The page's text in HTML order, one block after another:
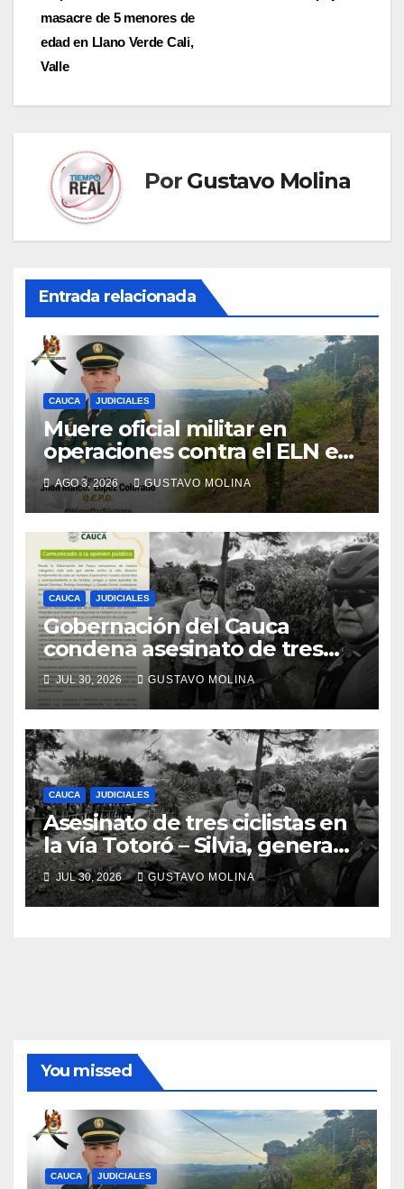
de
entradas
masacre de 5 menores de
edad en Llano Verde Cali,
Valle
Por Gustavo Molina
Entrada relacionada
CAUCA JUDICIALES
Muere oficial militar en
operaciones contra el ELN en
el sur del Cauca
AGO 3, 2026 GUSTAVO MOLINA
CAUCA JUDICIALES
Gobernación del Cauca
condena asesinato de tres
ciudadanos y exige medidas
urgentes al Gobierno
Nacional
JUL 30, 2026 GUSTAVO MOLINA
CAUCA JUDICIALES
Asesinato de tres ciclistas en
la vía Totoró – Silvia, genera
consternación en el Cauca
JUL 30, 2026 GUSTAVO MOLINA
You missed
CAUCA JUDICIALES